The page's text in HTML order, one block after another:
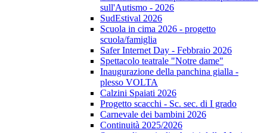
sull'Autismo - 2026
SudEstival 2026
Scuola in cima 2026 - progetto
scuola/famiglia
Safer Internet Day - Febbraio 2026
Spettacolo teatrale "Notre dame"
Inaugurazione della panchina gialla -
plesso VOLTA
Calzini Spaiati 2026
Progetto scacchi - Sc. sec. di I grado
Carnevale dei bambini 2026
Continuità 2025/2026